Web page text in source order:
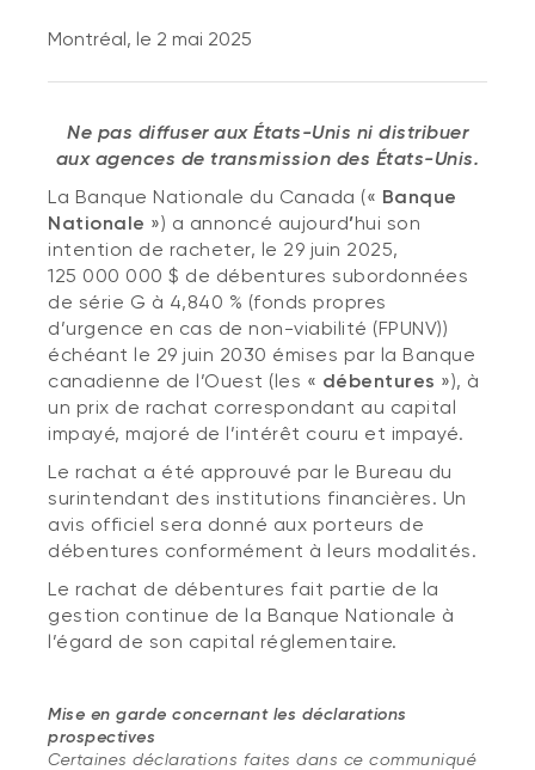
Montréal, le 2 mai 2025
Ne pas diffuser aux États-Unis ni distribuer
aux agences de transmission des États-Unis.
La Banque Nationale du Canada (« Banque
Nationale ») a annoncé aujourd’hui son
intention de racheter, le 29 juin 2025,
125 000 000 $ de débentures subordonnées
de série G à 4,840 % (fonds propres
d’urgence en cas de non-viabilité (FPUNV))
échéant le 29 juin 2030 émises par la Banque
canadienne de l’Ouest (les « débentures »), à
un prix de rachat correspondant au capital
impayé, majoré de l’intérêt couru et impayé.
Le rachat a été approuvé par le Bureau du
surintendant des institutions financières. Un
avis officiel sera donné aux porteurs de
débentures conformément à leurs modalités.
Le rachat de débentures fait partie de la
gestion continue de la Banque Nationale à
l’égard de son capital réglementaire.
Mise en garde concernant les déclarations
prospectives
Certaines déclarations faites dans ce communiqué